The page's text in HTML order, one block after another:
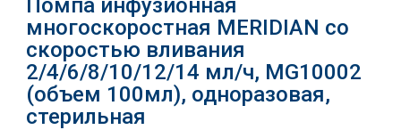
Помпа инфузионная
многоскоростная MERIDIAN со
скоростью вливания
2/4/6/8/10/12/14 мл/ч, MG10002
(объем 100мл), одноразовая,
стерильная